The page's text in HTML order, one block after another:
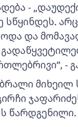
-
სწყინდეს.
და
-
მიხეილ
წარდგენილი.